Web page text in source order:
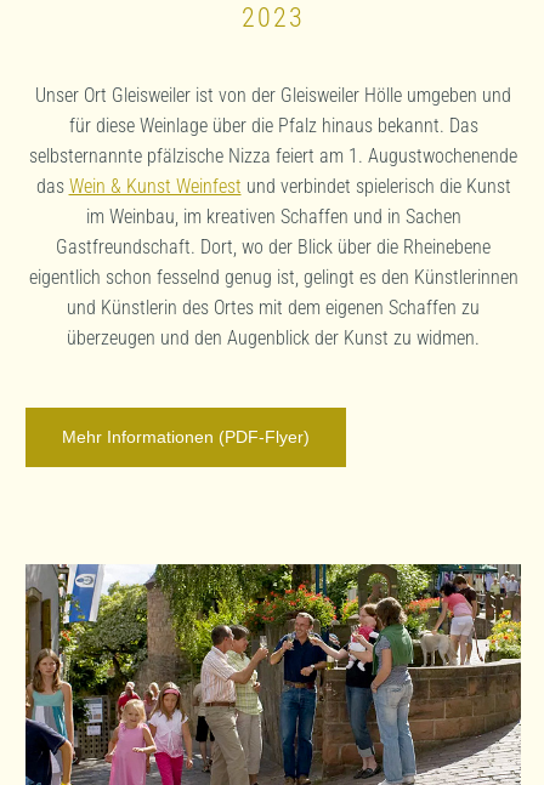
2023
Unser Ort Gleisweiler ist von der Gleisweiler Hölle umgeben und
für diese Weinlage über die Pfalz hinaus bekannt. Das
selbsternannte pfälzische Nizza feiert am 1. Augustwochenende
das Wein & Kunst Weinfest und verbindet spielerisch die Kunst
im Weinbau, im kreativen Schaffen und in Sachen
Gastfreundschaft. Dort, wo der Blick über die Rheinebene
eigentlich schon fesselnd genug ist, gelingt es den Künstlerinnen
und Künstlerin des Ortes mit dem eigenen Schaffen zu
überzeugen und den Augenblick der Kunst zu widmen.
Mehr Informationen (PDF-Flyer)